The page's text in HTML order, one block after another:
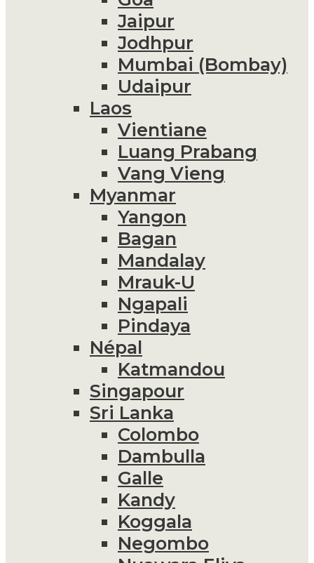
Jaipur
Jodhpur
Mumbai (Bombay)
Udaipur
Laos
Vientiane
Luang Prabang
Vang Vieng
Myanmar
Yangon
Bagan
Mandalay
Mrauk-U
Ngapali
Pindaya
Népal
Katmandou
Singapour
Sri Lanka
Colombo
Dambulla
Galle
Kandy
Koggala
Negombo